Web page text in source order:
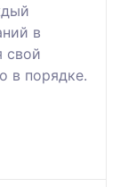
в
свой
в порядке.